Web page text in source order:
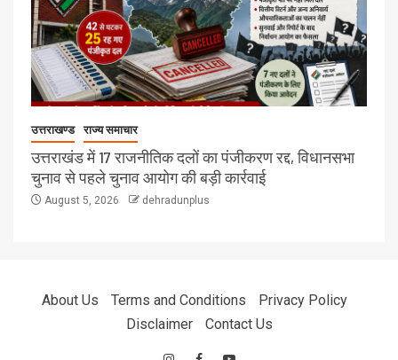
उत्तराखण्ड राज्य समाचार
उत्तराखंड में 17 राजनीतिक दलों का पंजीकरण रद्द, विधानसभा
चुनाव से पहले चुनाव आयोग की बड़ी कार्रवाई
August 5, 2026 dehradunplus
About Us Terms and Conditions
Privacy Policy
Disclaimer
Contact Us